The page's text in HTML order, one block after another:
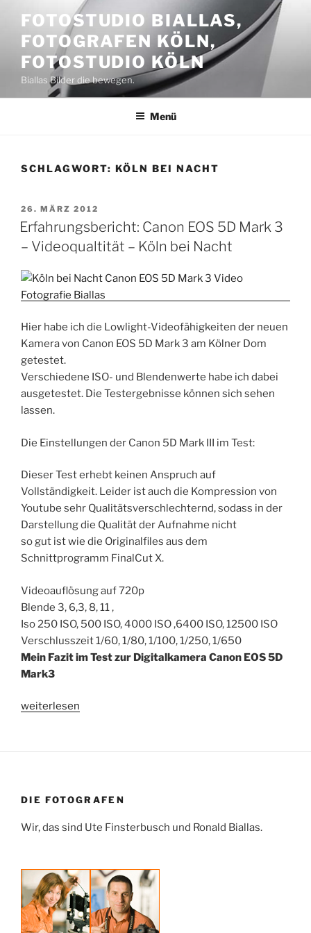
Inhalt
springen
FOTOSTUDIO BIALLAS,
FOTOGRAFEN KÖLN,
FOTOSTUDIO KÖLN
Biallas Bilder die bewegen.
Menü
SCHLAGWORT: KÖLN BEI NACHT
VERÖFFENTLICHT
AM
26. MÄRZ 2012
Erfahrungsbericht: Canon EOS 5D Mark 3
– Videoqualtität – Köln bei Nacht
Hier habe ich die Lowlight-Videofähigkeiten der neuen
Kamera von Canon EOS 5D Mark 3 am Kölner Dom
getestet.
Verschiedene ISO- und Blendenwerte habe ich dabei
ausgetestet. Die Testergebnisse können sich sehen
lassen.
Die Einstellungen der Canon 5D Mark III im Test:
Dieser Test erhebt keinen Anspruch auf
Vollständigkeit. Leider ist auch die Kompression von
Youtube sehr Qualitätsverschlechternd, sodass in der
Darstellung die Qualität der Aufnahme nicht
so gut ist wie die Originalfiles aus dem
Schnittprogramm FinalCut X.
Videoauflösung auf 720p
Blende 3, 6,3, 8, 11 ,
Iso 250 ISO, 500 ISO, 4000 ISO ,6400 ISO, 12500 ISO
Verschlusszeit 1/60, 1/80, 1/100, 1/250, 1/650
Mein Fazit im Test zur Digitalkamera Canon EOS 5D
Mark3
„Erfahrungsbericht:
–
Videoqualtität
bei
Nacht“
weiterlesen
DIE FOTOGRAFEN
Wir, das sind Ute Finsterbusch und Ronald Biallas.